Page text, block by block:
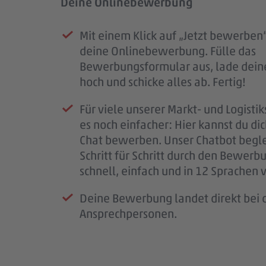
Mit einem Klick auf „Jetzt
deine Onlinebewerbung. Fülle das
Bewerbungsformular aus, lade
hoch und schicke alles ab. Fertig!
Für viele unserer Markt- und
es noch einfacher: Hier kannst du
Chat bewerben. Unser Chatbot
Schritt für Schritt durch den
schnell, einfach und in 12 Sprachen
Deine Bewerbung landet direkt bei
Ansprechpersonen.
Sobald deine Bewerbung bei uns
ist, erhältst du eine
Mail.
melden uns so schnell wie möglich
für deine Geduld – jede Bewerbung
wichtig.
Wenn wir Rückfragen haben,
Deine Bewerbung hat uns
laden wir dich zu einem persönlichen
Kennenlernen ein.
PENNY, deinem möglichen
Team – und wir lernen dich besser
Nach unserem Kennenlernen
eine finale Rückmeldung.
Wenn alles passt, klären wir die
bald im #teampenny willkommen